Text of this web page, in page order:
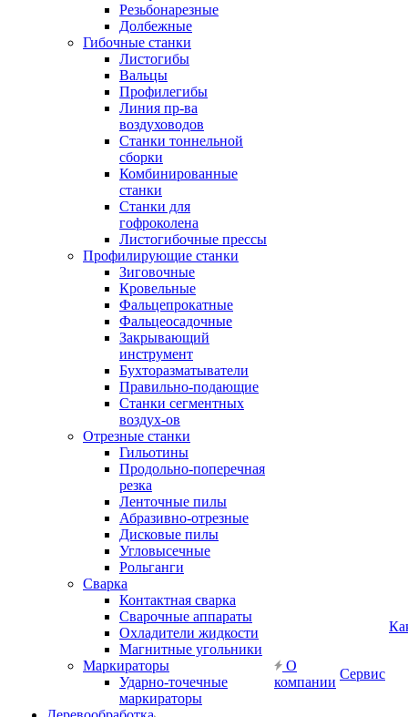
Резьбонарезные
Долбежные
Гибочные станки
Листогибы
Вальцы
Профилегибы
Линия пр-ва
воздуховодов
Станки тоннельной
сборки
Комбинированные
станки
Станки для
гофроколена
Листогибочные прессы
Профилирующие станки
Зиговочные
Кровельные
Фальцепрокатные
Фальцеосадочные
Закрывающий
инструмент
Бухторазматыватели
Правильно-подающие
Станки сегментных
воздух-ов
Отрезные станки
Гильотины
Продольно-поперечная
резка
Ленточные пилы
Абразивно-отрезные
Дисковые пилы
Угловысечные
Рольганги
Сварка
Контактная сварка
Сварочные аппараты
Охладители жидкости
Магнитные угольники
Маркираторы
Ударно-точечные
маркираторы
О
компании
Сервис